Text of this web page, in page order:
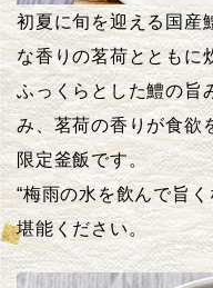
初夏に旬を迎える国産
な香りの茗荷とともに
ふっくらとした鱧の旨
み、茗荷の香りが食欲
限定釜飯です。
“梅雨の水を飲んで旨
堪能ください。